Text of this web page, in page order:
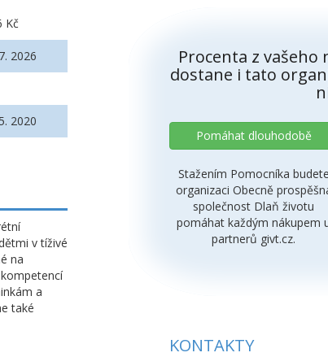
Kč
2026
2020
v tíživé
na
a
také
Procenta z
dostane i tato
Pomáhat dlouhodobě
Stažením Pomocníka budete
organizaci Obecně
společnost Dlaň životu
pomáhat každým nákupem
partnerů givt.cz.
KONTAKTY